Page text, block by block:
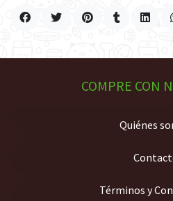
COMPRE CON
Quiénes
Términos y